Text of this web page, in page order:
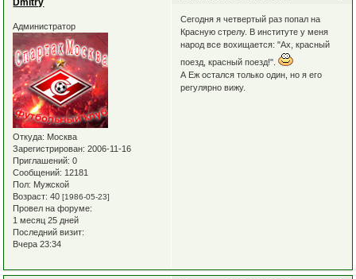
Dmitry
Администратор
Откуда: Москва
Зарегистрирован: 2006-11-16
Приглашений: 0
Сообщений: 12181
Пол: Мужской
Возраст: 40[1986-05-23]
Провел на форуме:
1 месяц 25 дней
Последний визит:
Вчера 23:34
Сегодня я четвертый раз попал на
Красную стрелу. В институте у меня
народ все вохищается: "Ах, красный
поезд, красный поезд!".
А Еж остался только один, но я его
регулярно вижу.